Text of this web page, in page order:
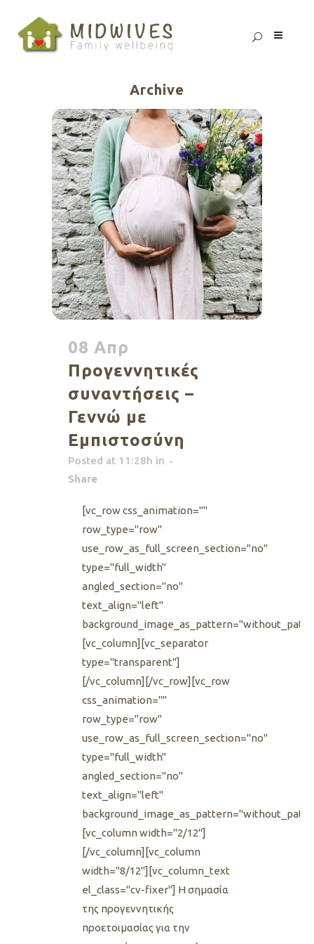
Archive
08 Απρ
Προγεννητικές
συναντήσεις –
Γεννώ με
Εμπιστοσύνη
Posted at 11:28h in
Share
[vc_row css_animation=""
row_type="row"
use_row_as_full_screen_section="no"
type="full_width"
angled_section="no"
text_align="left"
[vc_column][vc_separator
type="transparent"]
[/vc_column][/vc_row][vc_row
css_animation=""
row_type="row"
use_row_as_full_screen_section="no"
type="full_width"
angled_section="no"
text_align="left"
[vc_column width="2/12"]
[/vc_column][vc_column
width="8/12"][vc_column_text
el_class="cv-fixer"] H σημασία
της προγεννητικής
προετοιμασίας για την